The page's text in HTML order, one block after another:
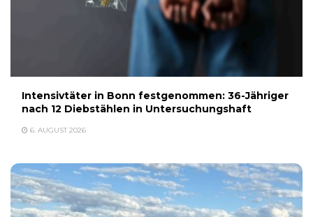
Intensivtäter in Bonn festgenommen: 36-Jähriger
nach 12 Diebstählen in Untersuchungshaft
6. AUGUST 2026